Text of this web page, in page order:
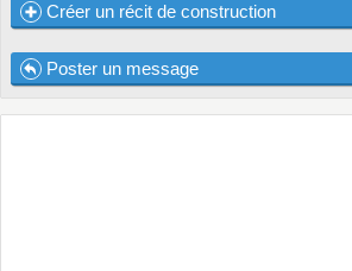
Créer un récit de construction
Poster un message